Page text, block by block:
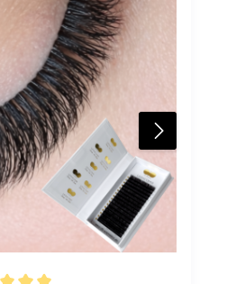
cmHöhe 1,6 cm8 Fächer
1 x
klein oder groß